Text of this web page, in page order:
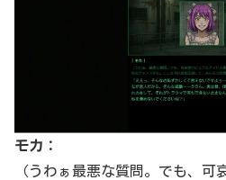
モカ：
（うわぁ最悪な質問。でも、可